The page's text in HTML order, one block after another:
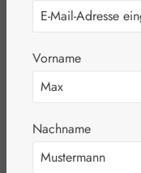
Bildergalerie
Vorname
Nachname